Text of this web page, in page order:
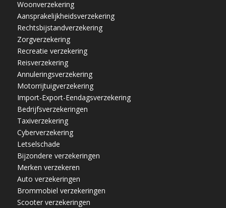
Woonverzekering
Aansprakelijkheidsverzekering
Rechtsbijstandverzekering
Zorgverzekering
Recreatie verzekering
Reisverzekering
Annuleringsverzekering
Motorrijtuigverzekering
Import-Export-Eendagsverzekering
Bedrijfsverzekeringen
Taxiverzekering
Cyberverzekering
Letselschade
Bijzondere verzekeringen
Merken verzekeren
Auto verzekeringen
Brommobiel verzekeringen
Scooter verzekeringen